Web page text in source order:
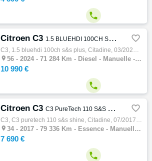

Citroen C3 1.5 BLUEHDI 100CH S&S PLUS 
C3, 1.5 bluehdi 100ch s&s plus, Citadine, 03/2024, 102ch, 5cv, 71284 km, 5 portes, 5 places, Clim. auto, Diesel, Boite de vitesse manuelle,…
 56 - 2024 - 71 284 Km - Diesel - Manuelle - Citadine
10 990 €

Citroen C3 C3 PureTech 110 S&S Shine 
C3, C3 puretech 110 s&s shine, Citadine, 07/2017, 110ch, 5cv, 79336 km, 5 portes, 5 places, Essence, Boite de vitesse manuelle, Régulateur …
 34 - 2017 - 79 336 Km - Essence - Manuelle - Citadine
7 690 €
